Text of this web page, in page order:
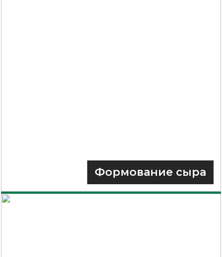
Формование сыра